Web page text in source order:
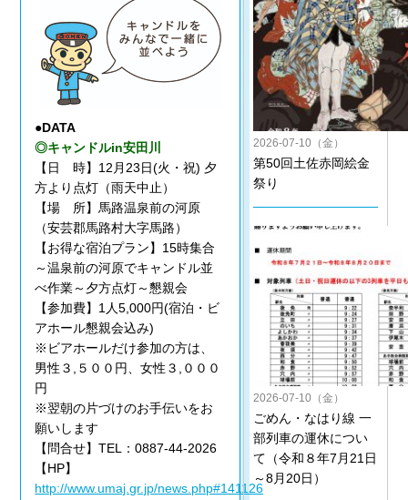
●DATA
◎キャンドルin安田川
【日 時】12月23日(火・祝) 夕
方より点灯（雨天中止）
【場 所】馬路温泉前の河原
（安芸郡馬路村大字馬路）
【お得な宿泊プラン】15時集合
～温泉前の河原でキャンドル並
べ作業～夕方点灯～懇親会
【参加費】1人5,000円(宿泊・ビ
アホール懇親会込み)
※ビアホールだけ参加の方は、
男性３,５００円、女性３,０００
円
※翌朝の片づけのお手伝いをお
願いします
【問合せ】TEL：0887-44-2026
【HP】
http://www.umaj.gr.jp/news.php#141126
2026-07-10（金）
第50回土佐赤岡絵金
祭り
2026-07-10（金）
ごめん・なはり線 一
部列車の運休につい
て（令和８年7月21日
～8月20日）